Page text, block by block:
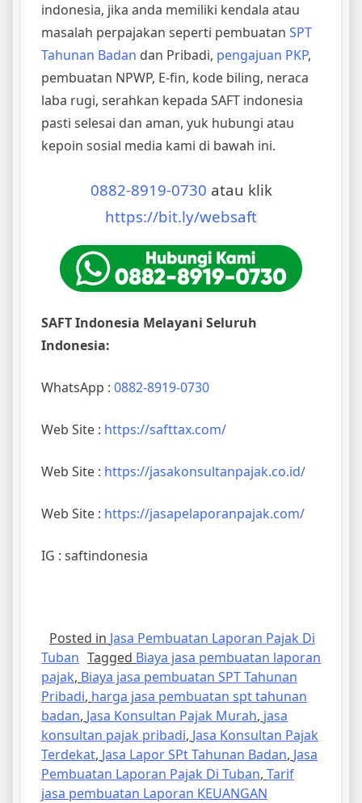
indonesia, jika anda memiliki kendala atau
masalah perpajakan seperti pembuatan SPT
Tahunan Badan dan Pribadi, pengajuan PKP,
pembuatan NPWP, E-fin, kode biling, neraca
laba rugi, serahkan kepada SAFT indonesia
pasti selesai dan aman, yuk hubungi atau
kepoin sosial media kami di bawah ini.
0882-8919-0730 atau klik
https://bit.ly/websaft
SAFT Indonesia Melayani Seluruh
Indonesia:
WhatsApp : 0882-8919-0730
Web Site : https://safttax.com/
Web Site : https://jasakonsultanpajak.co.id/
Web Site : https://jasapelaporanpajak.com/
IG : saftindonesia
Posted in Jasa Pembuatan Laporan Pajak Di
Tuban Tagged Biaya jasa pembuatan laporan
pajak, Biaya jasa pembuatan SPT Tahunan
Pribadi, harga jasa pembuatan spt tahunan
badan, Jasa Konsultan Pajak Murah, jasa
konsultan pajak pribadi, Jasa Konsultan Pajak
Terdekat, Jasa Lapor SPt Tahunan Badan, Jasa
Pembuatan Laporan Pajak Di Tuban, Tarif
jasa pembuatan Laporan KEUANGAN